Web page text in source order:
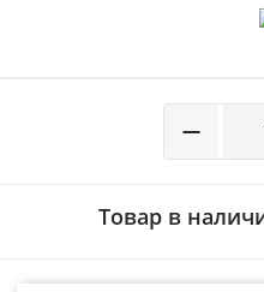
−
Товар в